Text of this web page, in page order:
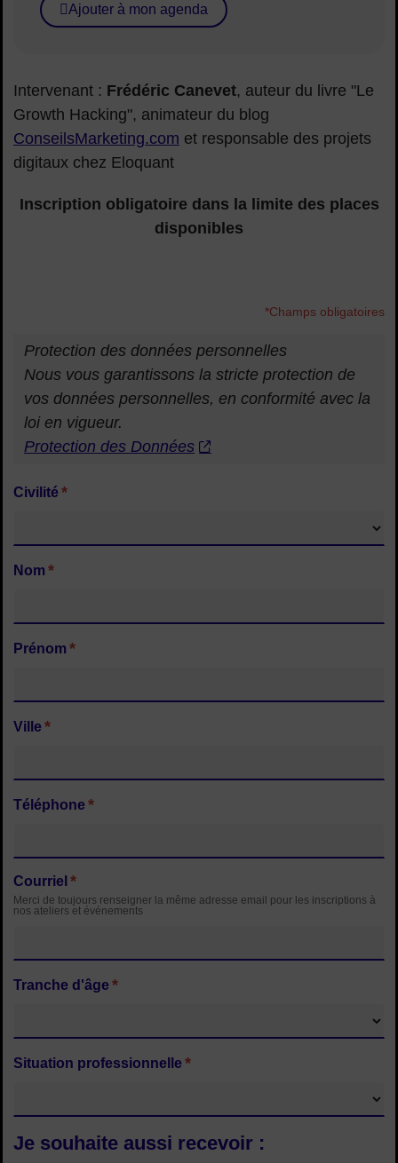
Ajouter à mon agenda
Intervenant : Frédéric Canevet, auteur du livre "Le
Growth Hacking", animateur du blog
ConseilsMarketing.com et responsable des projets
digitaux chez Eloquant
Inscription obligatoire dans la limite des places
disponibles
*Champs obligatoires
A savoir :
Protection des données personnelles
Nous vous garantissons la stricte protection de
vos données personnelles, en conformité avec la
loi en vigueur.
Protection des Données
Civilité *
Nom *
Prénom *
Ville *
Téléphone *
Courriel *
Merci de toujours renseigner la même adresse email pour les inscriptions à
nos ateliers et événements
Tranche d'âge *
Situation professionnelle *
Je souhaite aussi recevoir :